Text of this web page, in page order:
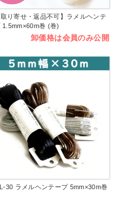
取り寄せ・返品不可】ラメルヘンテ
1.5mm×60m巻 (巻)
卸価格は会員のみ公開
30 ラメルヘンテープ 5mm×30m巻